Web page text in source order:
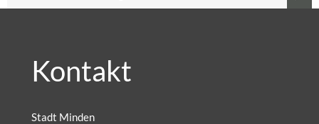
Kontakt
Stadt Minden